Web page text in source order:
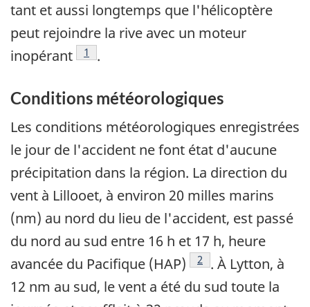
tant et aussi longtemps que l'hélicoptère
peut rejoindre la rive avec un moteur
inopérant
Footnote
1 .
Conditions météorologiques
Les conditions météorologiques enregistrées
le jour de l'accident ne font état d'aucune
précipitation dans la région. La direction du
vent à Lillooet, à environ 20 milles marins
(nm) au nord du lieu de l'accident, est passé
du nord au sud entre 16 h et 17 h, heure
avancée du Pacifique (HAP)
Footnote
2 . À Lytton, à
12 nm au sud, le vent a été du sud toute la